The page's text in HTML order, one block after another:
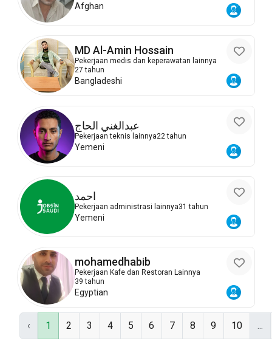
Afghan
MD Al-Amin Hossain
Pekerjaan medis dan keperawatan lainnya
27 tahun
Bangladeshi
عبدالغني الحاج
Pekerjaan teknis lainnya22 tahun
Yemeni
احمد
Pekerjaan administrasi lainnya31 tahun
Yemeni
mohamedhabib
Pekerjaan Kafe dan Restoran Lainnya
39 tahun
Egyptian
‹ 1 2 3 4 5 6 7 8 9 10 ...